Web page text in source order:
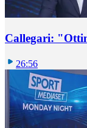
Callegari:
26:56